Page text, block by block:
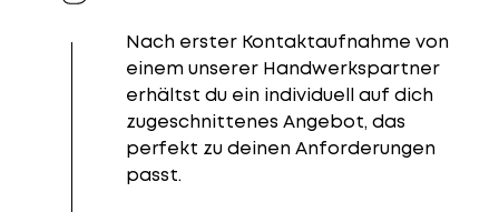
Nach erster Kontaktaufnahme von
einem unserer Handwerkspartner
erhältst du ein individuell auf dich
zugeschnittenes Angebot, das
perfekt zu deinen Anforderungen
passt.